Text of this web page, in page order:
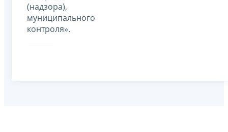
(надзора),
муниципального
контроля».